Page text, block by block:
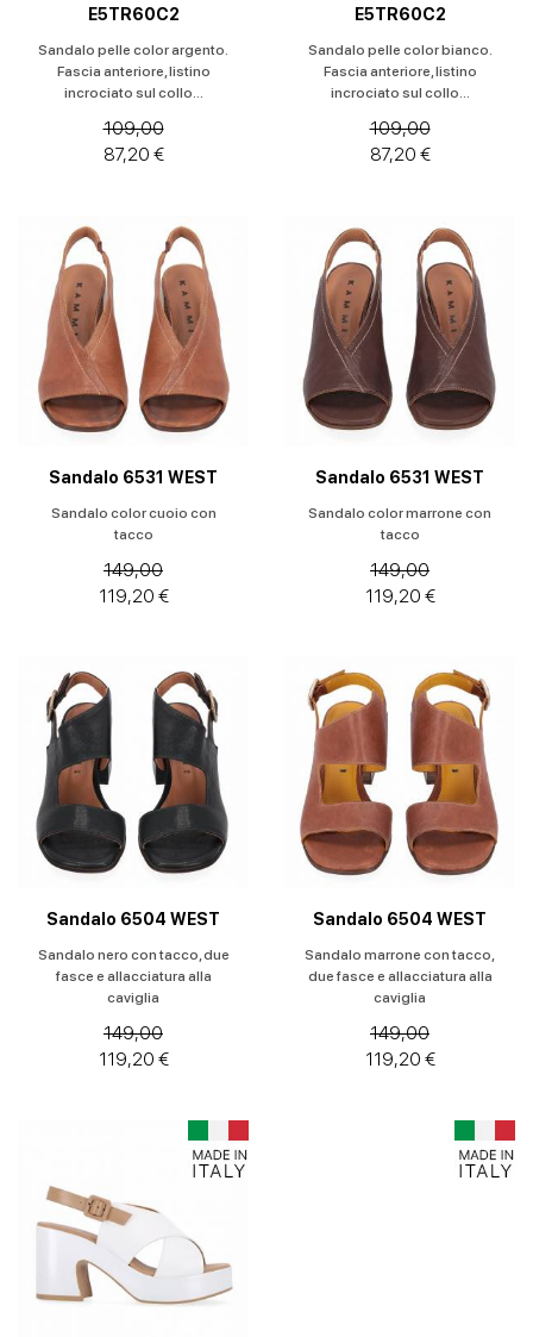
E5TR60C2
Sandalo pelle color argento.
Fascia anteriore, listino
incrociato sul collo...
109,00
87,20 €
E5TR60C2
Sandalo pelle color bianco.
Fascia anteriore, listino
incrociato sul collo...
109,00
87,20 €
Sandalo 6531 WEST
Sandalo color cuoio con
tacco
149,00
119,20 €
Sandalo 6531 WEST
Sandalo color marrone con
tacco
149,00
119,20 €
Sandalo 6504 WEST
Sandalo nero con tacco, due
fasce e allacciatura alla
caviglia
149,00
119,20 €
Sandalo 6504 WEST
Sandalo marrone con tacco,
due fasce e allacciatura alla
caviglia
149,00
119,20 €